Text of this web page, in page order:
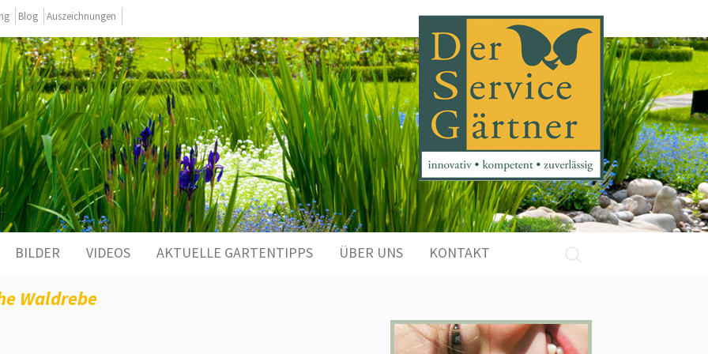
Blog Auszeichnungen
BILDER VIDEOS AKTUELLE GARTENTIPPS ÜBER UNS KONTAKT
Waldrebe